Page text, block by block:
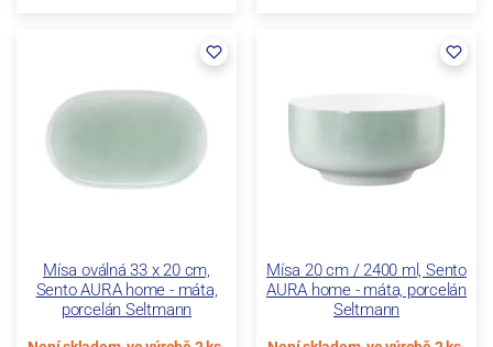
Mísa oválná 33 x 20 cm,
Sento AURA home - máta,
porcelán Seltmann
Mísa 20 cm / 2400 ml, Sento
AURA home - máta, porcelán
Seltmann